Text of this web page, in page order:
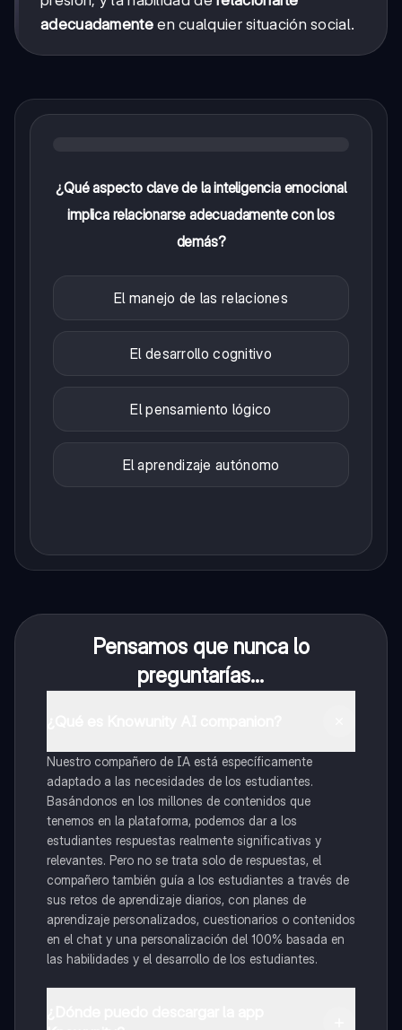
adecuadamenteen cualquier situación social.
¿Qué aspecto clave de la inteligencia emocional
implica relacionarse adecuadamente con los
demás?
El manejo de las relaciones
El desarrollo cognitivo
El pensamiento lógico
El aprendizaje autónomo
Pensamos que nunca lo
preguntarías...
Nuestro compañero de IA está específicamente
adaptado a las necesidades de los estudiantes.
Basándonos en los millones de contenidos que
tenemos en la plataforma, podemos dar a los
estudiantes respuestas realmente significativas y
relevantes. Pero no se trata solo de respuestas, el
compañero también guía a los estudiantes a través de
sus retos de aprendizaje diarios, con planes de
aprendizaje personalizados, cuestionarios o contenidos
en el chat y una personalización del 100% basada en
las habilidades y el desarrollo de los estudiantes.